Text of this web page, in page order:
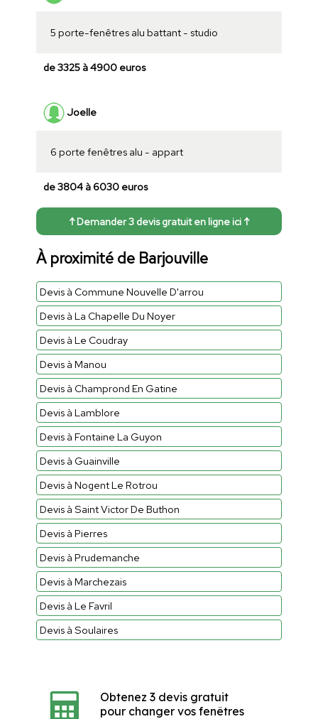
5 porte-fenêtres alu battant - studio
de 3325 à 4900 euros
Joelle
6 porte fenêtres alu - appart
de 3804 à 6030 euros
↑ Demander 3 devis gratuit en ligne ici ↑
À proximité de Barjouville
Devis à Commune Nouvelle D'arrou
Devis à La Chapelle Du Noyer
Devis à Le Coudray
Devis à Manou
Devis à Champrond En Gatine
Devis à Lamblore
Devis à Fontaine La Guyon
Devis à Guainville
Devis à Nogent Le Rotrou
Devis à Saint Victor De Buthon
Devis à Pierres
Devis à Prudemanche
Devis à Marchezais
Devis à Le Favril
Devis à Soulaires
Obtenez 3 devis gratuit
pour changer vos fenêtres